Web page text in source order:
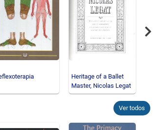
Heritage of a Ballet
Master, Nicolas Legat
Ver todos